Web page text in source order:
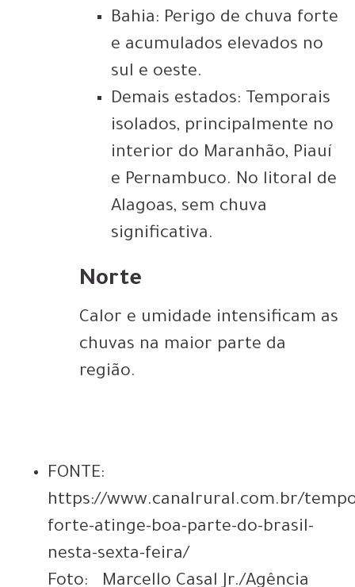
Bahia: Perigo de chuva forte
e acumulados elevados no
sul e oeste.
Demais estados: Temporais
isolados, principalmente no
interior do Maranhão, Piauí
e Pernambuco. No litoral de
Alagoas, sem chuva
significativa.
Norte
Calor e umidade intensificam as
chuvas na maior parte da
região.
FONTE:
https://www.canalrural.com.br/
forte-atinge-boa-parte-do-brasil-
nesta-sexta-feira/
Foto: Marcello Casal Jr./Agência